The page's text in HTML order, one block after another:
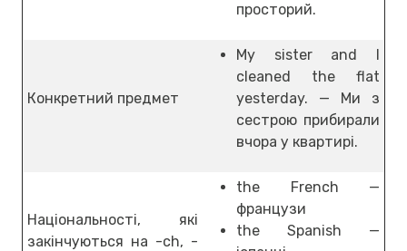
просторий.
Конкретний предмет
My sister and I
cleaned the flat
yesterday. — Ми з
сестрою прибирали
вчора у квартирі.
Національності, які
закінчуються на -ch, -
the French —
французи
the Spanish —